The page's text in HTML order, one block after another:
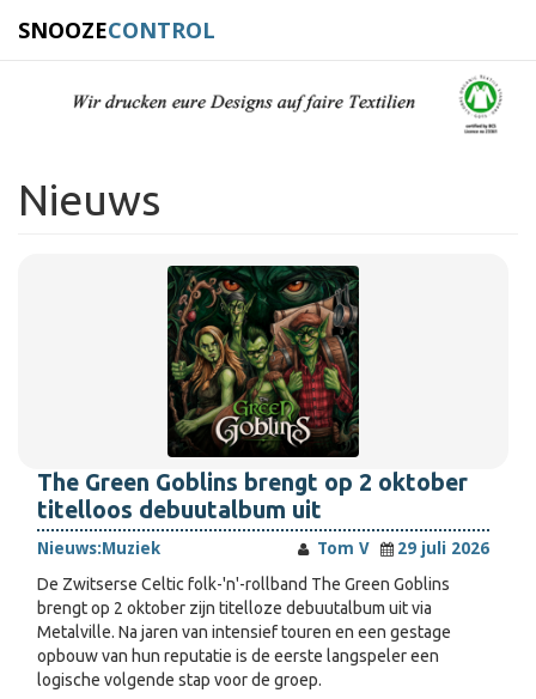
SNOOZECONTROL
Nieuws
The Green Goblins brengt op 2 oktober
titelloos debuutalbum uit
Nieuws:Muziek Tom V
29 juli 2026
De Zwitserse Celtic folk-'n'-rollband The Green Goblins
brengt op 2 oktober zijn titelloze debuutalbum uit via
Metalville. Na jaren van intensief touren en een gestage
opbouw van hun reputatie is de eerste langspeler een
logische volgende stap voor de groep.